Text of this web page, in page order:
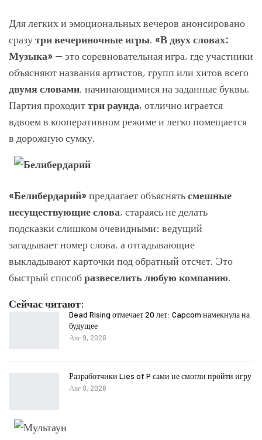
Для легких и эмоциональных вечеров анонсировано
сразутри вечериночные игры. «В двух словах:
Музыка» — это соревновательная игра, где участники
объясняют названия артистов, групп или хитов всего
двумя словами, начинающимися на заданные буквы.
Партия проходиттри раунда, отлично играется
вдвоем в кооперативном режиме и легко помещается
в дорожную сумку.
«Белибердарий»предлагает объяснятьсмешные
несуществующие слова, стараясь не делать
подсказки слишком очевидными: ведущий
загадывает номер слова, а отгадывающие
выкладывают карточки под обратный отсчет. Это
быстрый способразвеселить любую компанию.
Сейчас читают:
Dead Rising отмечает 20 лет: Capcom намекнула на
будущее
Авг 9, 2026
Разработчики Lies of P сами не смогли пройти игру
Авг 9, 2026